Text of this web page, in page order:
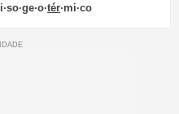
i·so·ge·o·tér·mi·co